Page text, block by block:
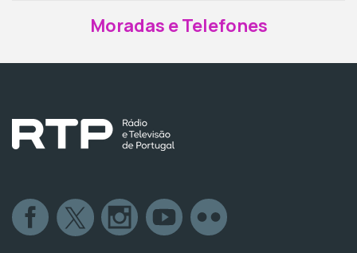
Moradas e Telefones